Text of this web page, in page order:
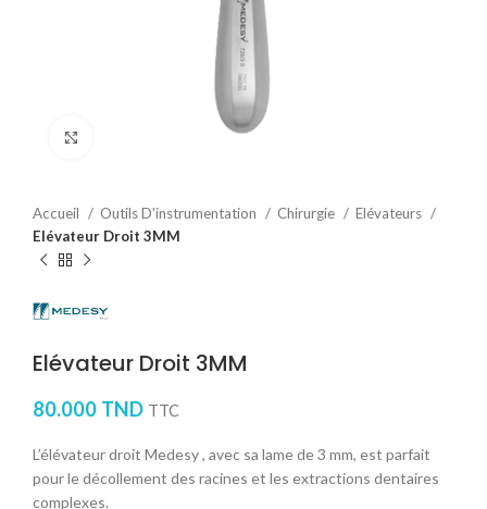
Cliquez pour agrandir
Accueil Outils D'instrumentation Chirurgie
Elévateurs
Elévateur Droit 3MM
Elévateur Droit 3MM
80.000 TND TTC
L’élévateur droit Medesy , avec sa lame de 3 mm, est parfait
pour le décollement des racines et les extractions dentaires
complexes.